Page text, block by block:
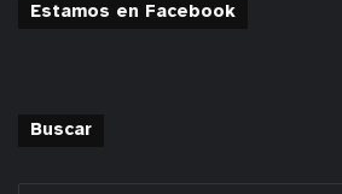
Estamos en Facebook
Buscar